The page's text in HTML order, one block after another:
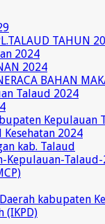
TAHUN
2024
2024
BAHAN
Talaud 2024
Kepulauan
2024
kab. Talaud
Kepulauan-Talaud-
kabupaten
(IKPD)